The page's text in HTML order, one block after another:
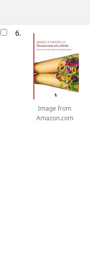
6.
Image from
Amazon.com